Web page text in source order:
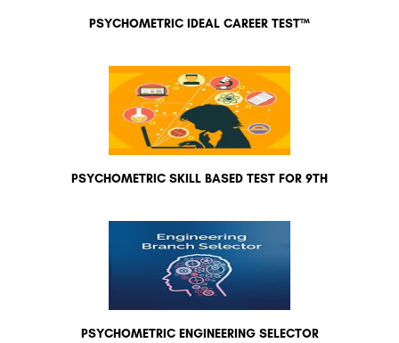
PSYCHOMETRIC IDEAL CAREER TEST™
PSYCHOMETRIC SKILL BASED TEST FOR 9TH
PSYCHOMETRIC ENGINEERING SELECTOR